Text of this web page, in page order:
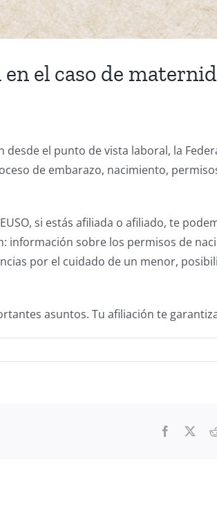
el caso de
el punto de vista laboral, la
de embarazo, nacimiento,
si estás afiliada o afiliado, te
información sobre los permisos de
por el cuidado de un menor,
asuntos. Tu afiliación te
Facebook